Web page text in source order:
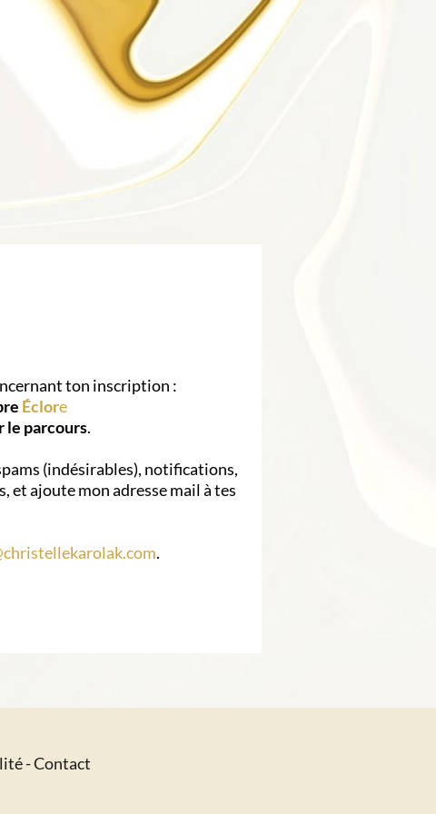
ton inscription :
Éclore
le parcours.
(indésirables), notifications,
et ajoute mon adresse mail à tes
.
-Contact